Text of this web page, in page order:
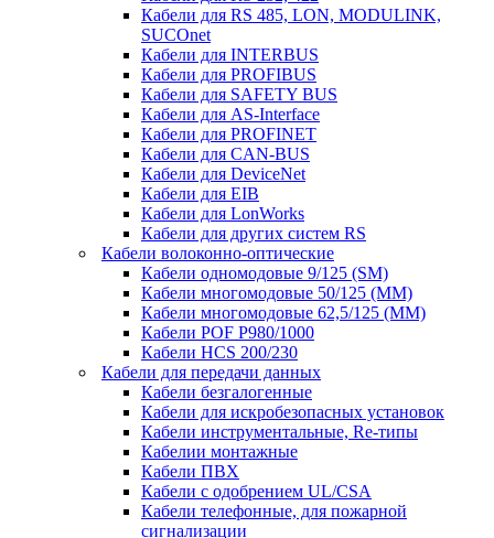
Кабели для RS 485, LON, MODULINK,
SUCOnet
Кабели для INTERBUS
Кабели для PROFIBUS
Кабели для SAFETY BUS
Кабели для AS-Interface
Кабели для PROFINET
Кабели для CAN-BUS
Кабели для DeviceNet
Кабели для EIB
Кабели для LonWorks
Кабели для других систем RS
Кабели волоконно-оптические
Кабели одномодовые 9/125 (SM)
Кабели многомодовые 50/125 (ММ)
Кабели многомодовые 62,5/125 (ММ)
Кабели POF P980/1000
Кабели HCS 200/230
Кабели для передачи данных
Кабели безгалогенные
Кабели для искробезопасных установок
Кабели инструментальные, Re-типы
Кабелии монтажные
Кабели ПВХ
Кабели с одобрением UL/CSA
Кабели телефонные, для пожарной
сигнализации